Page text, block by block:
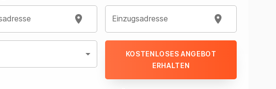
Einzugsadresse
KOSTENLOSES ANGEBOT
ERHALTEN